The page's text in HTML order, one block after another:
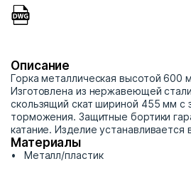
Описание
Горка металлическая высотой 600
Изготовлена из нержавеющей
скользящий скат шириной 455 мм с
торможения. Защитные бортики
катание. Изделие устанавливается
Материалы
Металл/пластик